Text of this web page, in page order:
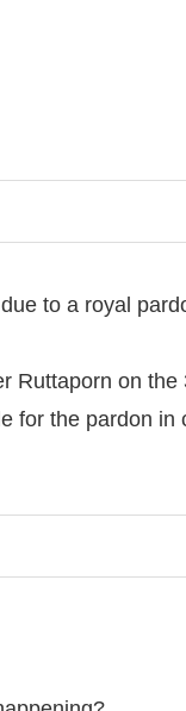
to a royal
Ruttaporn on
for the pardon in